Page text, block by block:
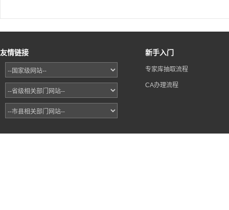
友情链接 新手入门
专家库抽取流程
CA办理流程